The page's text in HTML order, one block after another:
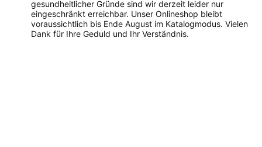
gesundheitlicher Gründe sind wir derzeit leider nur
eingeschränkt erreichbar. Unser Onlineshop bleibt
voraussichtlich bis Ende August im Katalogmodus. Vielen
Dank für Ihre Geduld und Ihr Verständnis.